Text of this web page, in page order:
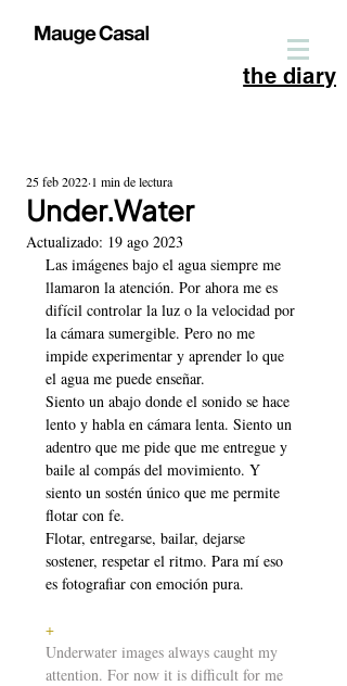
the diary
Under.Water
25 feb 2022 1 min de lectura
Actualizado: 19 ago 2023
Las imágenes bajo el agua siempre me
llamaron la atención. Por ahora me es
difícil controlar la luz o la velocidad por
la cámara sumergible. Pero no me
impide experimentar y aprender lo que
el agua me puede enseñar.
Siento un abajo donde el sonido se hace
lento y habla en cámara lenta. Siento un
adentro que me pide que me entregue y
baile al compás del movimiento. Y
siento un sostén único que me permite
flotar con fe.
Flotar, entregarse, bailar, dejarse
sostener, respetar el ritmo. Para mí eso
es fotografiar con emoción pura.
+
Underwater images always caught my
attention. For now it is difficult for me